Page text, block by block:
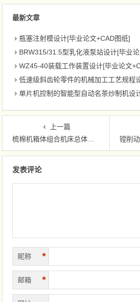
最新文章
瓶塞注射模设计[毕业论文+CAD图纸]
BRW315/31.5型乳化液泵站设计[毕业
WZ45-40装载工作装置设计[毕业论文
低速级斜齿轮零件的机械加工工艺规程设计[课程
单片机控制的智能型自动名茶炒制机设计[
上一篇
梳棉机箱体组合机床总体设计[毕业论文+CAD图纸]
镗削动力
发表评论
昵称 *
邮箱 *